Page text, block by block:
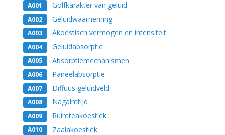
A001 Golfkarakter van geluid
A002 Geluidwaarneming
A003 Akoestisch vermogen en intensiteit
A004 Geluidabsorptie
A005 Absorptiemechanismen
A006 Paneelabsorptie
A007 Diffuus geluidveld
A008 Nagalmtijd
A009 Ruimteakoestiek
A010 Zaalakoestiek